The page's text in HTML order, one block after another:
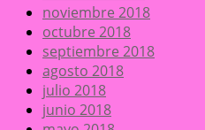
noviembre 2018
octubre 2018
septiembre 2018
agosto 2018
julio 2018
junio 2018